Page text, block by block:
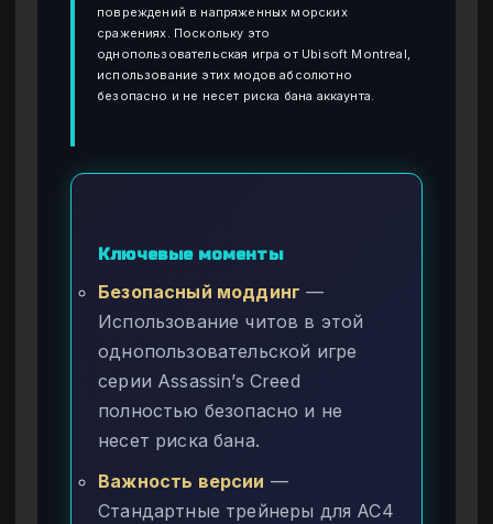
повреждений в напряженных морских
сражениях. Поскольку это
однопользовательская игра от Ubisoft Montreal,
использование этих модов абсолютно
безопасно и не несет риска бана аккаунта.
Ключевые моменты
Безопасный моддинг —
Использование читов в этой
однопользовательской игре
серии Assassin’s Creed
полностью безопасно и не
несет риска бана.
Важность версии —
Стандартные трейнеры для AC4